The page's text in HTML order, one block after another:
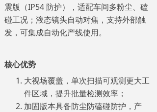
震版（IP54 防护），适配车间多粉尘、磕
碰工况；液态镜头自动对焦，支持外部触
发，可集成自动化产线使用。
核心优势
大视场覆盖，单次扫描可观测更大工
件区域，提升批量检测效率；
加固版本具备防尘防磕碰防护，产